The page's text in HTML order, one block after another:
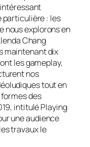
particulière : les
nous explorons en
Chang
maintenant dix
lesgameplay,
nos
tout en
des
intituléPlaying
une audience
travaux le